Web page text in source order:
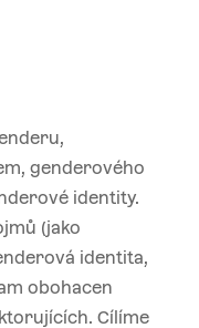
genderového
identity.
(jako
identita,
obohacen
Cílíme